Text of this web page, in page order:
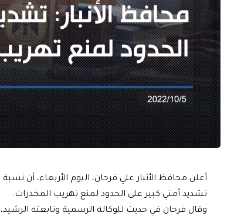
أعلن محافظ الأنبار علي فرحان، اليوم الأربعاء، أن
تشديد أمني كبير على الحدود لمنع تهريب المخدرات.
وقال فرحان في حديث للوكالة الرسمية وتابعته